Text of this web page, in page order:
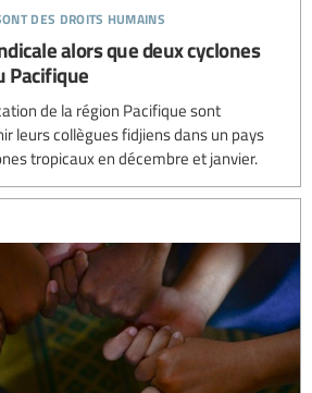
des droits humains
alors que deux cyclones
Pacifique
de la région Pacifique sont
leurs collègues fidjiens dans un pays
tropicaux en décembre et janvier.